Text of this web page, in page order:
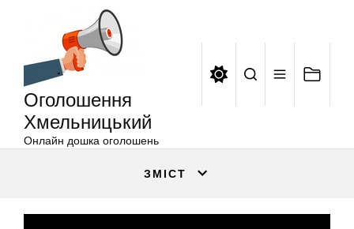
Оголошення
Хмельницький
Онлайн дошка оголошень
ЗМІСТ